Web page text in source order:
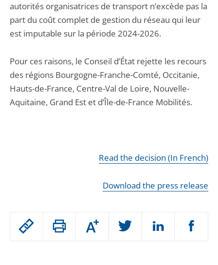
Passer
Augmenter
ou
autorités organisatrices de transport n’excède pas la
part du coût complet de gestion du réseau qui leur
est imputable sur la période 2024-2026.
Pour ces raisons, le Conseil d’État rejette les recours
des régions Bourgogne-Franche-Comté, Occitanie,
Hauts-de-France, Centre-Val de Loire, Nouvelle-
Aquitaine, Grand Est et d’Île-de-France Mobilités.
Read the decision (In French)
Download the press release